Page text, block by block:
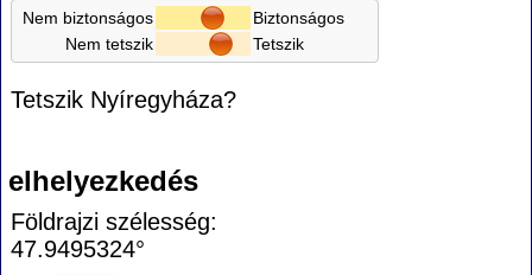
Nem biztonságos
Biztonságos
Nem tetszik
Tetszik
Tetszik Nyíregyháza?
elhelyezkedés
Földrajzi szélesség:
47.9495324°